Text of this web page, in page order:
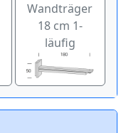
Wandträger
18 cm 1-
läufig